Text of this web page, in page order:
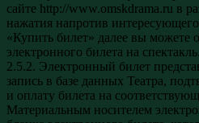
сайте http://www.omskdrama.ru в
нажатия напротив
«Купить билет» далее вы можете
электронного билета на спектакль.
2.5.2. Электронный билет
запись в базе данных Театра,
и оплату билета на
Материальным носителем